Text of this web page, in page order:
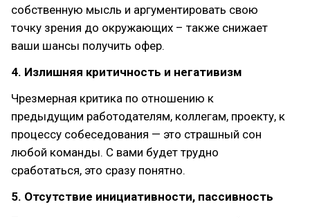
собственную мысль и аргументировать свою
точку зрения до окружающих – также снижает
ваши шансы получить офер.
4. Излишняя критичность и негативизм
Чрезмерная критика по отношению к
предыдущим работодателям, коллегам, проекту, к
процессу собеседования — это страшный сон
любой команды. С вами будет трудно
сработаться, это сразу понятно.
5. Отсутствие инициативности, пассивность